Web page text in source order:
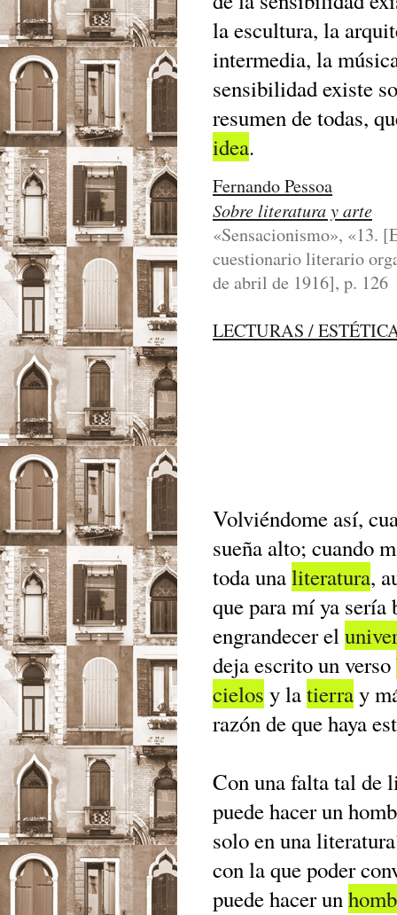
la escultura, la
intermedia, la
sensibilidad existe
resumen de todas,
idea.
Fernando Pessoa
Sobre literatura y arte
«Sensacionismo», «13.
cuestionario literario
de abril de 1916], p. 126
LECTURAS /
Volviéndome así,
sueña alto; cuando
toda unaliteratura,
que para mí ya sería
engrandecer el
deja escrito un verso
cielos y latierray
razón de que haya
Con una falta tal de
puede hacer un
solo en una
con la que poder
puede hacer un